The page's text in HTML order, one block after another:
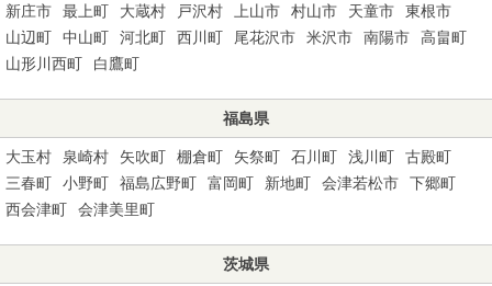
新庄市 最上町 大蔵村 戸沢村 上山市 村山市 天童市
東根市
山辺町
中山町 河北町 西川町 尾花沢市 米沢市 南陽市
高畠町
山形川西町
白鷹町
福島県
大玉村 泉崎村 矢吹町 棚倉町 矢祭町 石川町 浅川町
古殿町
三春町
小野町 福島広野町 富岡町 新地町 会津若松市
下郷町
西会津町
会津美里町
茨城県